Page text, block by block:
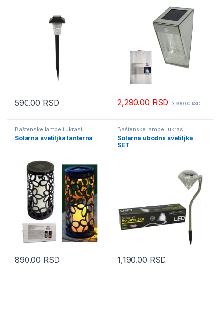
590.00 RSD 2,290.00 RSD 3,990.00RSD
Baštenske lampe i ukrasi
Solarna svetiljka lanterna
890.00 RSD
Baštenske lampe i ukrasi
Solarna ubodna svetiljka
SET
1,190.00 RSD